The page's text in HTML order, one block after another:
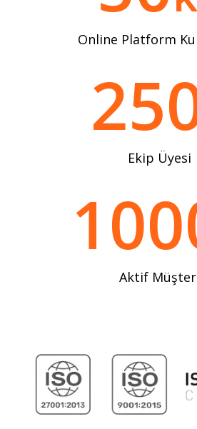
Online Platform
Ekip Üyesi
Aktif